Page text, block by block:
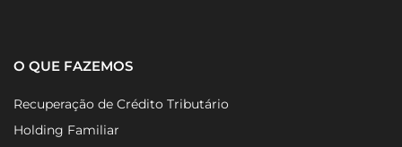
O QUE FAZEMOS
Recuperação de Crédito Tributário
Holding Familiar